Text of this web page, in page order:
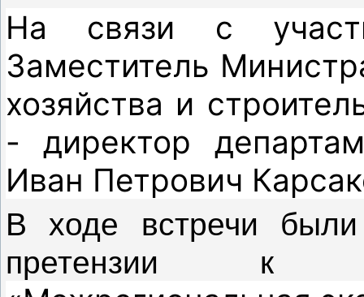
На связи с
Заместитель
хозяйства и
- директор
Иван Петрович
В ходе встречи были
претензии к